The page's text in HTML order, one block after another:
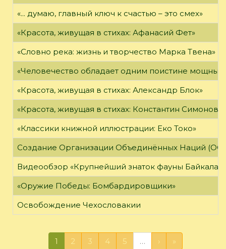
«... думаю, главный ключ к счастью – это смех»
«Красота, живущая в стихах: Афанасий Фет»
«Словно река: жизнь и творчество Марка Твена»
«Человечество обладает одним поистине
«Красота, живущая в стихах: Александр Блок»
«Красота, живущая в стихах: Константин Симонов»
«Классики книжной иллюстрации: Еко Токо»
Создание Организации Объединённых Наций
Видеообзор «Крупнейший знаток фауны Байкала»
«Оружие Победы: Бомбардировщики»
Освобождение Чехословакии
1 2 3 4 5 … › »